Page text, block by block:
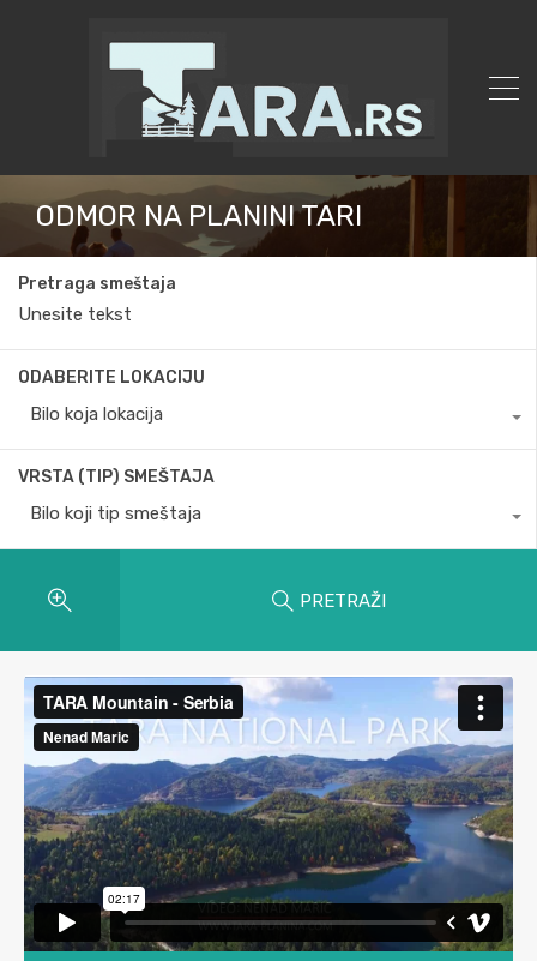
ODMOR NA PLANINI TARI
Pretraga smeštaja
ODABERITE LOKACIJU
Bilo koja lokacija
VRSTA (TIP) SMEŠTAJA
Bilo koji tip smeštaja
PRETRAŽI